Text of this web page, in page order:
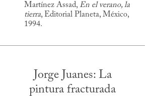
Martínez Assad, En el verano, la
tierra, Editorial Planeta, México,
1994.
Jorge Juanes: La
pintura fracturada